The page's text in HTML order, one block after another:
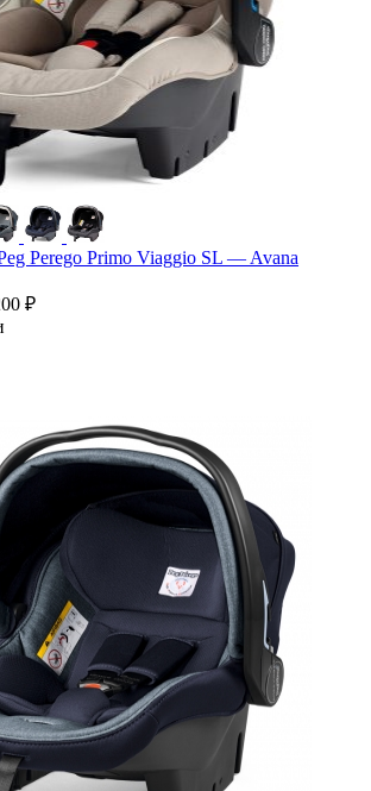
Perego Primo Viaggio SL — Avana
₽